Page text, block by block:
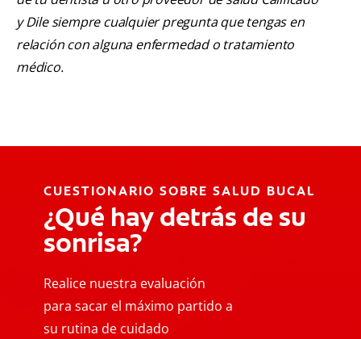
y Dile siempre cualquier pregunta que tengas en
relación con alguna enfermedad o tratamiento
médico.
CUESTIONARIO SOBRE SALUD BUCAL
¿Qué hay detrás de su
sonrisa?
Realice nuestra evaluación
para sacar el máximo partido a
su rutina de cuidado